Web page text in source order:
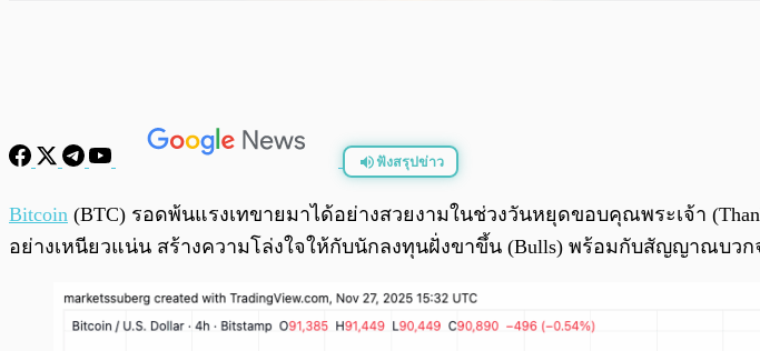
ฟังสรุปข่าว
พร้อมเล่น
Bitcoin (BTC) รอดพ้นแรงเทขายมาได้อย่างสวยงามในช่วงวันหยุดขอบคุณพระเจ้า
อย่างเหนียวแน่น สร้างความโล่งใจให้กับนักลงทุนฝั่งขาขึ้น (Bulls) พร้อมกับสัญญาณบว